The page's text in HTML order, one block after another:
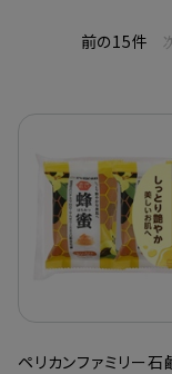
前の15件
ペリカンファミリー石